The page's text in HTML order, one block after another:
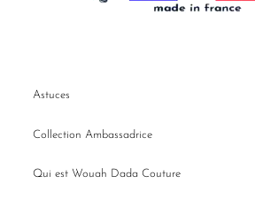
Astuces
Collection Ambassadrice
Qui est Wouah Dada Couture